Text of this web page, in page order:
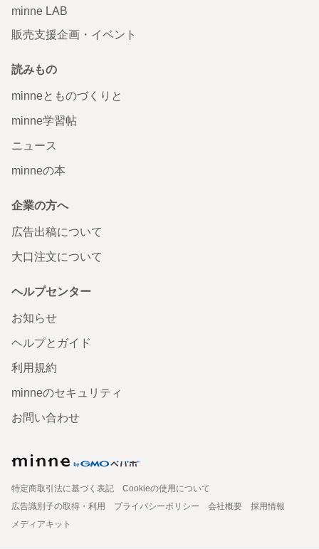
minne LAB
販売支援企画・イベント
読みもの
minneとものづくりと
minne学習帖
ニュース
minneの本
企業の方へ
広告出稿について
大口注文について
ヘルプセンター
お知らせ
ヘルプとガイド
利用規約
minneのセキュリティ
お問い合わせ
特定商取引法に基づく表記
Cookieの使用について
広告識別子の取得・利用
プライバシーポリシー 会社概要
採用情報
メディアキット